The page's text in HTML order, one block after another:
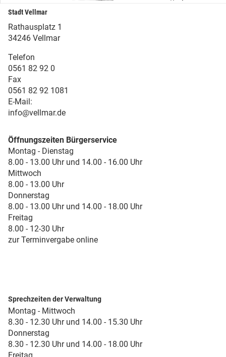
Stadt Vellmar
Rathausplatz 1
34246 Vellmar
Telefon
0561 82 92 0
Fax
0561 82 92 1081
E-Mail:
info@vellmar.de
Öffnungszeiten Bürgerservice
Montag - Dienstag
8.00 - 13.00 Uhr und 14.00 - 16.00 Uhr
Mittwoch
8.00 - 13.00 Uhr
Donnerstag
8.00 - 13.00 Uhr und 14.00 - 18.00 Uhr
Freitag
8.00 - 12-30 Uhr
zur Terminvergabe online
Sprechzeiten der Verwaltung
Montag - Mittwoch
8.30 - 12.30 Uhr und 14.00 - 15.30 Uhr
Donnerstag
8.30 - 12.30 Uhr und 14.00 - 18.00 Uhr